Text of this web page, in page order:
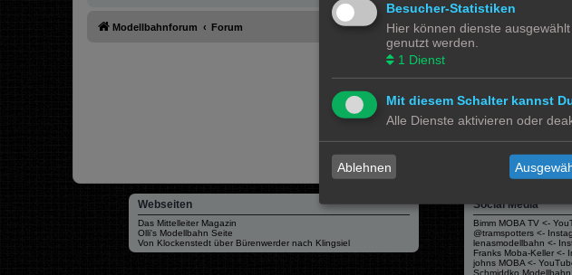
Modellbahnforum Forum
Powered by
Webseiten
Das Mittelleiter Magazin
Olli's Modellbahn Seite
Von Klockenstedt über Bürenwerder nach Klingsiel
Social Media
Bimm MOBA TV <-
@tramspotters <-
lenasmodellbahn <-
Franks Moba-Keller <-
johns MOBA <-
Besucher-Statistiken
Hier können dienste
genutzt werden.
1 Dienst
Mit diesem Schalter kannst
Alle Dienste aktivieren oder
Ablehnen